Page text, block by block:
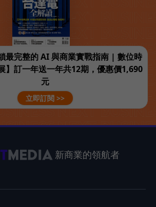
最完整的 AI 與商業實戰指南 | 數位時
】訂一年送一年共12期，優惠價1,690
元
立即訂閱 >>
新商業的領航者